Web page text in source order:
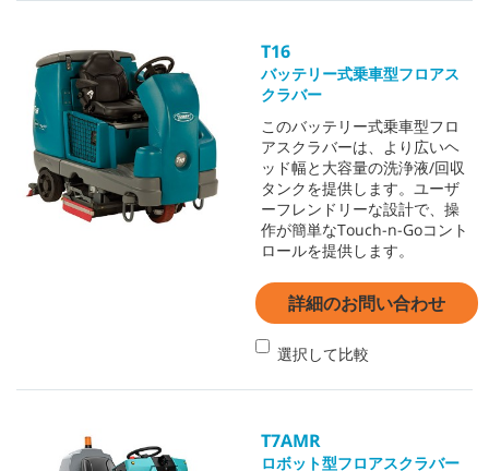
T16
バッテリー式乗車型フロアス
クラバー
このバッテリー式乗車型フロ
アスクラバーは、より広いヘ
ッド幅と大容量の洗浄液/回収
タンクを提供します。ユーザ
ーフレンドリーな設計で、操
作が簡単なTouch-n-Goコント
ロールを提供します。
詳細のお問い合わせ
選択して比較
T7AMR
ロボット型フロアスクラバー